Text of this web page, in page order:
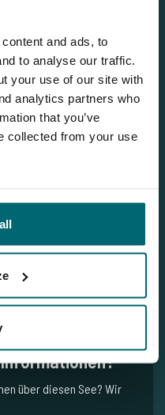
and ads, to
to analyse our traffic.
your use of our site with
analytics partners who
that you’ve
collected from your use
über diesen See? Wir